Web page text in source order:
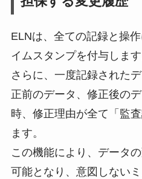
ELNは、全ての記録と操
イムスタンプを付与します
さらに、一度記録された
正前のデータ、修正後の
時、修正理由が全て「監
ます。
この機能により、データ
可能となり、意図しない